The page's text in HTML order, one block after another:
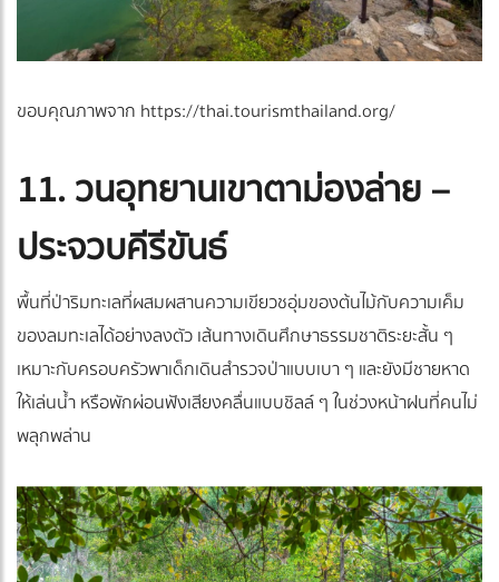
ขอบคุณภาพจาก https://thai.tourismthailand.org/
11. วนอุทยานเขาตาม่องล่าย –
ประจวบคีรีขันธ์
พื้นที่ป่าริมทะเลที่ผสมผสานความเขียวชอุ่มของต้นไม้กับความเค็ม
ของลมทะเลได้อย่างลงตัว เส้นทางเดินศึกษาธรรมชาติระยะสั้น ๆ
เหมาะกับครอบครัวพาเด็กเดินสำรวจป่าแบบเบา ๆ และยังมีชายหาด
ให้เล่นน้ำ หรือพักผ่อนฟังเสียงคลื่นแบบชิลล์ ๆ ในช่วงหน้าฝนที่คนไม่
พลุกพล่าน